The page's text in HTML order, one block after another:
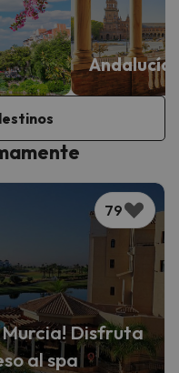
Andalucía
79
Murcia! Disfruta
al spa